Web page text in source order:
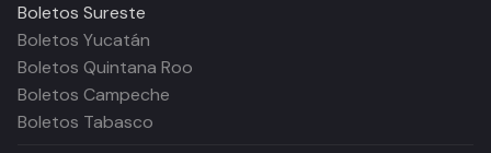
Boletos Sureste
Boletos Yucatán
Boletos Quintana Roo
Boletos Campeche
Boletos Tabasco